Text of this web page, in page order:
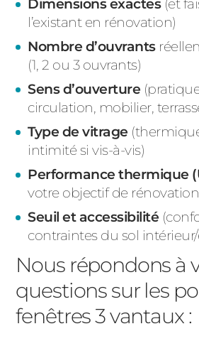
Dimensions exactes(et
l’existant en rénovation)
Nombre d’ouvrants
(1, 2 ou 3 ouvrants)
Sens d’ouverture
circulation, mobilier,
Type de vitrage
intimité si vis-à-vis)
Performance thermique
votre objectif de
Seuil et accessibilité
contraintes du sol
Nous répondons à
questions sur les
fenêtres 3 vantaux :